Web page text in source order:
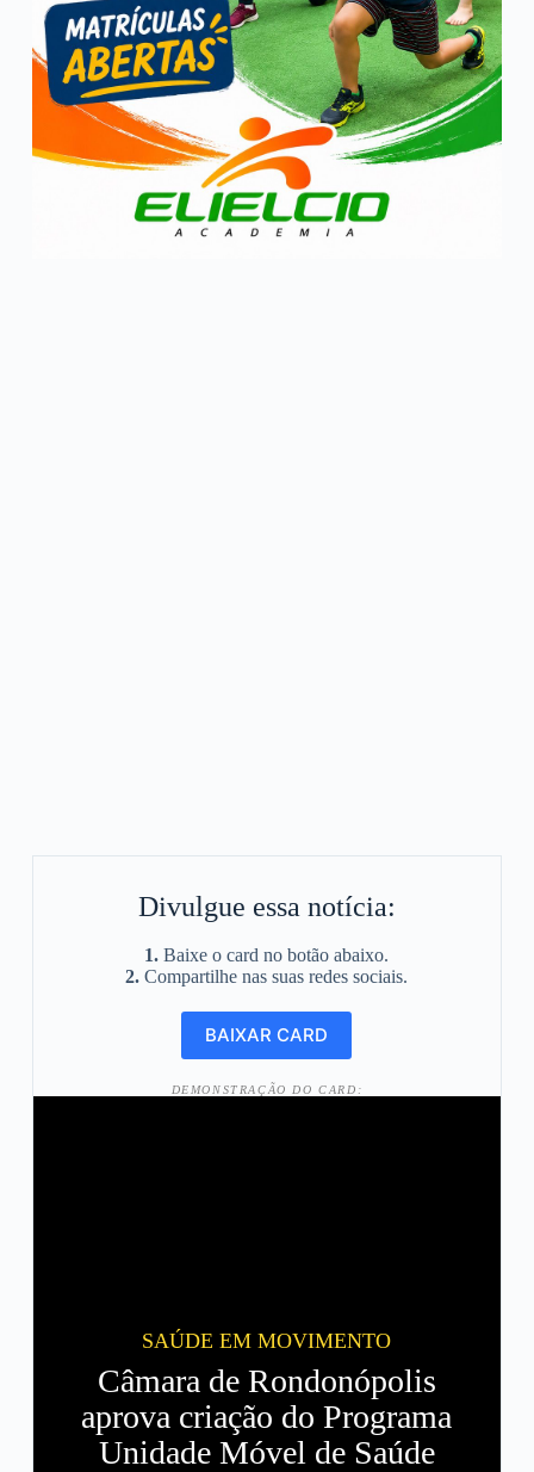
Divulgue essa notícia:
1. Baixe o card no botão abaixo.
2. Compartilhe nas suas redes sociais.
DEMONSTRAÇÃO DO CARD:
SAÚDE EM MOVIMENTO
Câmara de Rondonópolis
aprova criação do Programa
Unidade Móvel de Saúde